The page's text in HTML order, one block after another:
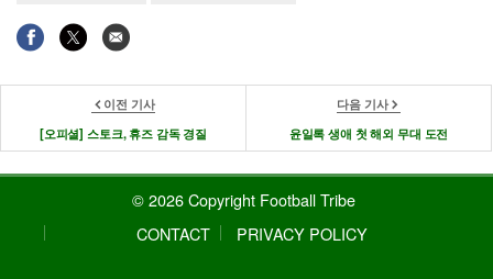
이전 기사
[오피셜] 스토크, 휴즈 감독 경질
다음 기사
윤일록 생애 첫 해외 무대 도전
© 2026 Copyright Football Tribe
CONTACT
PRIVACY POLICY